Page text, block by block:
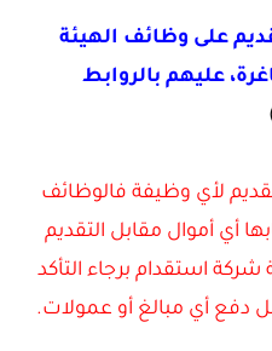
على وظائف الهيئة
عليهم بالروابط
لأي وظيفة فالوظائف
أي أموال مقابل التقديم
شركة استقدام برجاء التأكد
دفع أي مبالغ أو عمولات.